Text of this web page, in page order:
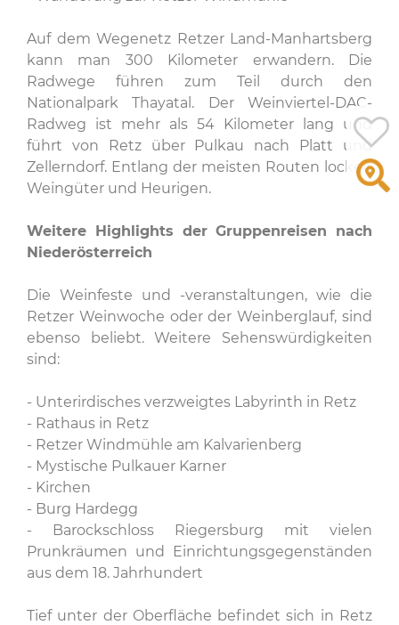
Auf dem Wegenetz Retzer Land-Manhartsberg
kann man 300 Kilometer erwandern. Die
Radwege führen zum Teil durch den
Nationalpark Thayatal. Der Weinviertel-DAC-
Radweg ist mehr als 54 Kilometer lang und
führt von Retz über Pulkau nach Platt und
Zellerndorf. Entlang der meisten Routen locken
Weingüter und Heurigen.
Weitere Highlights der Gruppenreisen nach
Niederösterreich
Die Weinfeste und -veranstaltungen, wie die
Retzer Weinwoche oder der Weinberglauf, sind
ebenso beliebt. Weitere Sehenswürdigkeiten
sind:
- Unterirdisches verzweigtes Labyrinth in Retz
- Rathaus in Retz
- Retzer Windmühle am Kalvarienberg
- Mystische Pulkauer Karner
- Kirchen
- Burg Hardegg
- Barockschloss Riegersburg mit vielen
Prunkräumen und Einrichtungsgegenständen
aus dem 18. Jahrhundert
Tief unter der Oberfläche befindet sich in Retz